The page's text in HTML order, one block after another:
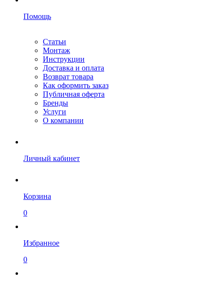
Помощь
Статьи
Монтаж
Инструкции
Доставка и оплата
Возврат товара
Как оформить заказ
Публичная оферта
Бренды
Услуги
О компании
Личный кабинет
Корзина
0
Избранное
0